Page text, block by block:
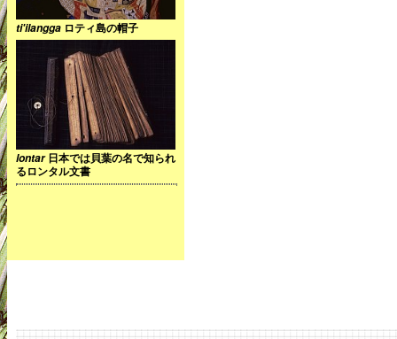
ti'ilangga ロティ島の帽子
lontar日本では貝葉の名で知られ
るロンタル文書